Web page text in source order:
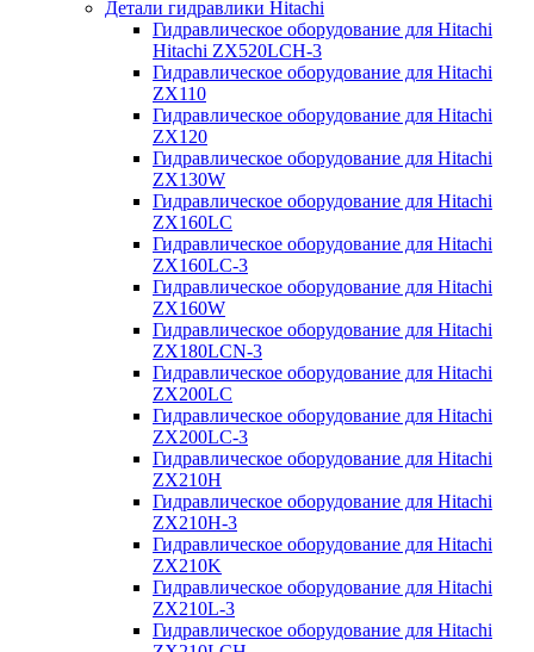
Детали гидравлики Hitachi
Гидравлическое оборудование для Hitachi
Hitachi ZX520LCH-3
Гидравлическое оборудование для Hitachi
ZX110
Гидравлическое оборудование для Hitachi
ZX120
Гидравлическое оборудование для Hitachi
ZX130W
Гидравлическое оборудование для Hitachi
ZX160LC
Гидравлическое оборудование для Hitachi
ZX160LC-3
Гидравлическое оборудование для Hitachi
ZX160W
Гидравлическое оборудование для Hitachi
ZX180LCN-3
Гидравлическое оборудование для Hitachi
ZX200LC
Гидравлическое оборудование для Hitachi
ZX200LC-3
Гидравлическое оборудование для Hitachi
ZX210H
Гидравлическое оборудование для Hitachi
ZX210H-3
Гидравлическое оборудование для Hitachi
ZX210K
Гидравлическое оборудование для Hitachi
ZX210L-3
Гидравлическое оборудование для Hitachi